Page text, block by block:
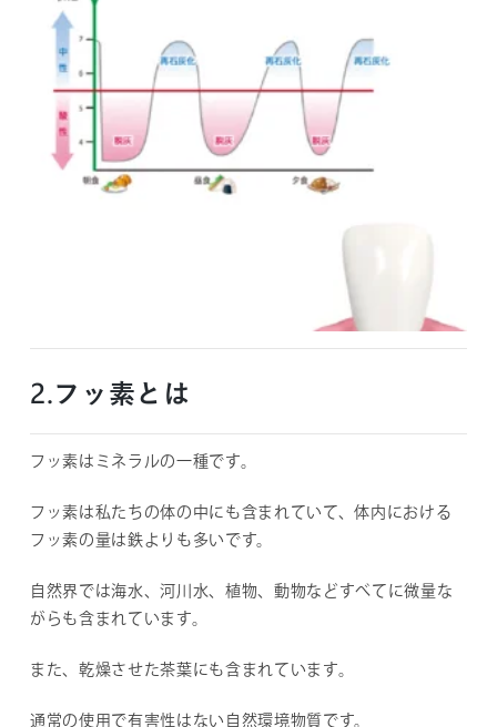
2.フッ素とは
フッ素はミネラルの一種です。
フッ素は私たちの体の中にも含まれていて、体内における
フッ素の量は鉄よりも多いです。
自然界では海水、河川水、植物、動物などすべてに微量な
がらも含まれています。
また、乾燥させた茶葉にも含まれています。
通常の使用で有害性はない自然環境物質です。